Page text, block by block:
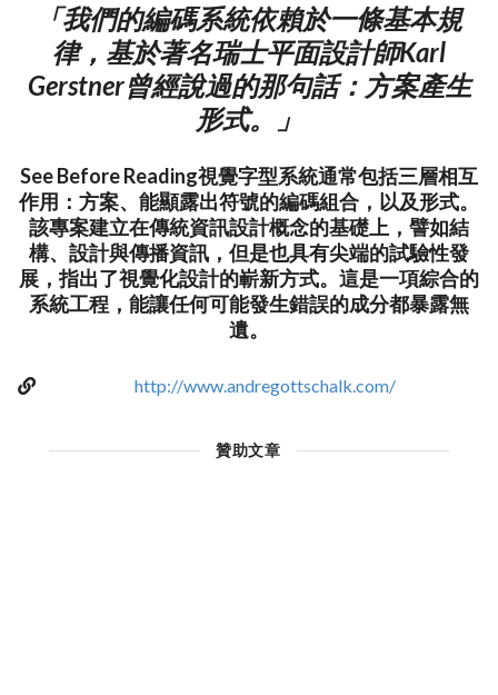
「我們的編碼系統依賴於一條基本規
律，基於著名瑞士平面設計師Karl
Gerstner曾經說過的那句話：方案產生
形式。」
See Before Reading視覺字型系統通常包括三層相互
作用：方案、能顯露出符號的編碼組合，以及形式。
該專案建立在傳統資訊設計概念的基礎上，譬如結
構、設計與傳播資訊，但是也具有尖端的試驗性發
展，指出了視覺化設計的嶄新方式。這是一項綜合的
系統工程，能讓任何可能發生錯誤的成分都暴露無
遺。
http://www.andregottschalk.com/
贊助文章